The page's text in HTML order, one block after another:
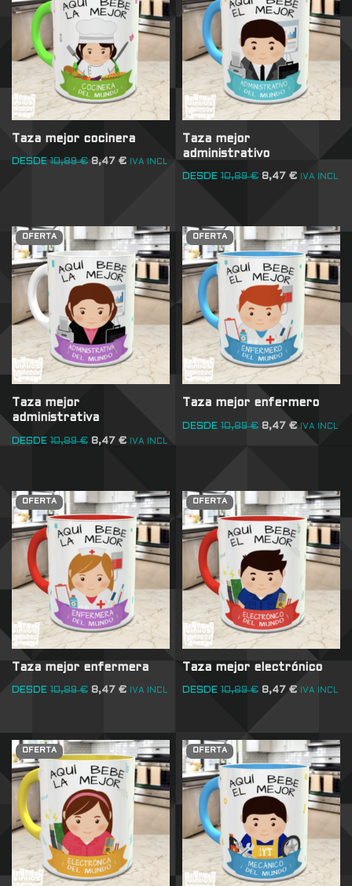
Taza mejor cocinera
DESDE 10,89€ 8,47 € IVA INCL
Taza mejor
administrativo
DESDE 10,89€ 8,47€ IVA INCL
OFERTA
Taza mejor
administrativa
DESDE 10,89€ 8,47 € IVA INCL
OFERTA
Taza mejor enfermero
DESDE 10,89€ 8,47€ IVA INCL
OFERTA
Taza mejor enfermera
DESDE 10,89€ 8,47 € IVA INCL
OFERTA
Taza mejor electrónico
DESDE 10,89€ 8,47€ IVA INCL
OFERTA OFERTA